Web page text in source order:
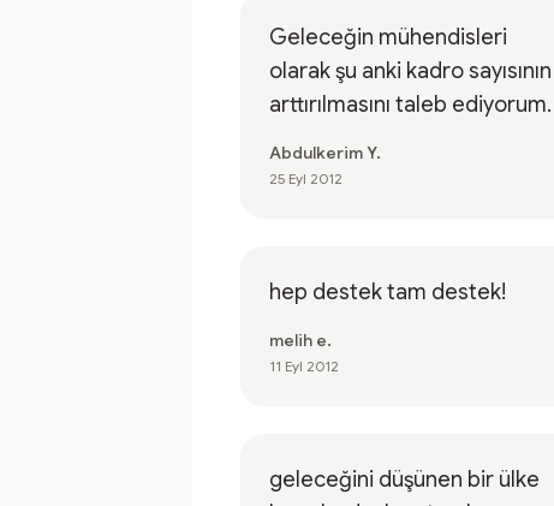
Geleceğin mühendisleri
olarak şu anki kadro sayısının
arttırılmasını taleb ediyorum.
Abdulkerim Y.
25 Eyl 2012
hep destek tam destek!
melih e.
11 Eyl 2012
geleceğini düşünen bir ülke